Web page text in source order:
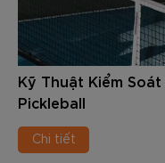
Kỹ Thuật Kiểm
Pickleball
Chi tiết